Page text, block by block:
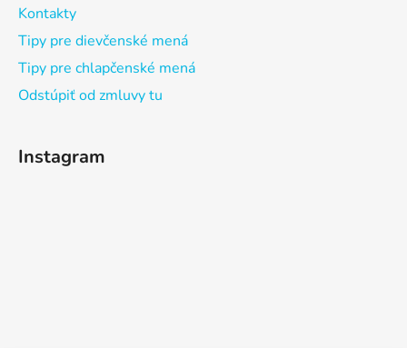
Kontakty
Tipy pre dievčenské mená
Tipy pre chlapčenské mená
Odstúpiť od zmluvy tu
Instagram